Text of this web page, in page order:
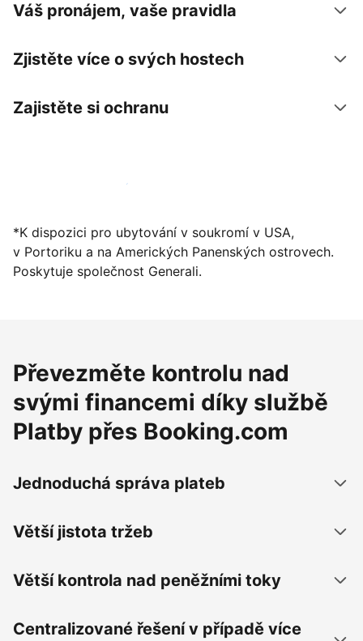
Váš pronájem, vaše pravidla
Zjistěte více o svých hostech
Zajistěte si ochranu
Zaregistrovat ubytování už dnes
*K dispozici pro ubytování v soukromí v USA,
v Portoriku a na Amerických Panenských ostrovech.
Poskytuje společnost Generali.
Převezměte kontrolu nad
svými financemi díky službě
Platby přes Booking.com
Jednoduchá správa plateb
Větší jistota tržeb
Větší kontrola nad peněžními toky
Centralizované řešení v případě více